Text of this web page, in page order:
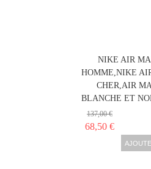
NIKE AIR
HOMME,NIKE
CHER,AIR
BLANCHE ET
137,00 €
68,50 €